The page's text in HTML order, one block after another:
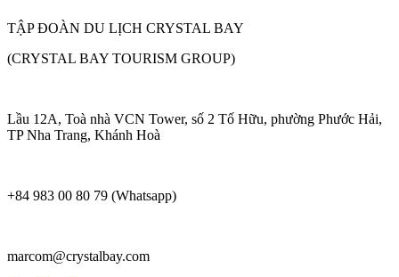
TẬP ĐOÀN DU LỊCH CRYSTAL BAY
(CRYSTAL BAY TOURISM GROUP)
Lầu 12A, Toà nhà VCN Tower, số 2 Tố Hữu, phường Phước Hải,
TP Nha Trang, Khánh Hoà
+84 983 00 80 79 (Whatsapp)
marcom@crystalbay.com